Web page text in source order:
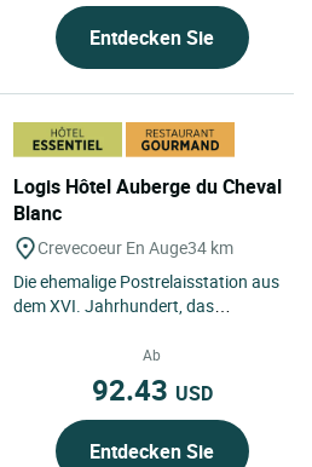
Entdecken Sie
Logis Hôtel Auberge du Cheval
Blanc
Crevecoeur En Auge34 km
Die ehemalige Postrelaisstation aus
dem XVI. Jahrhundert, das
Sie in nur knapp einer...
Ab
92.43 USD
Entdecken Sie